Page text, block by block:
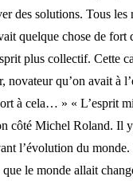
des solutions. Tous les
quelque chose de fort
plus collectif. Cette
novateur qu’on avait à
à cela… » « L’esprit
côté Michel Roland. Il
l’évolution du
le monde allait